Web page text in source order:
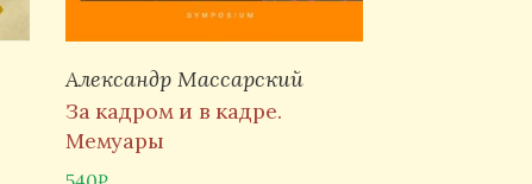
Александр Массарский
За кадром и в кадре.
Мемуары